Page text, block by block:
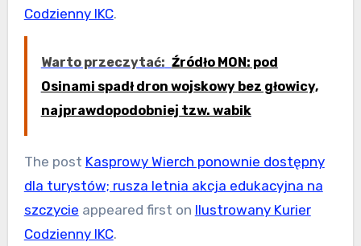
Codzienny IKC.
Warto przeczytać: Źródło MON: pod
Osinami spadł dron wojskowy bez głowicy,
najprawdopodobniej tzw. wabik
The post Kasprowy Wierch ponownie dostępny
dla turystów; rusza letnia akcja edukacyjna na
szczycie appeared first on Ilustrowany Kurier
Codzienny IKC.